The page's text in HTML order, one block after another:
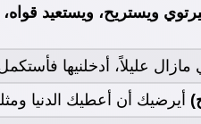
ويستريح، ويستعيد
عليلاً، أدخلنيها
أيرضيك أن أعطيك الدنيا